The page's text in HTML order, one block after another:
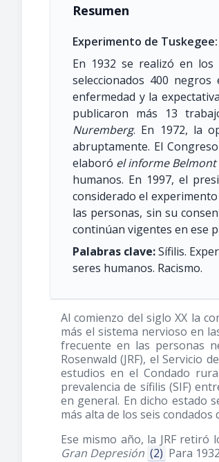
Resumen
Experimento de
En 1932 se realizó en
seleccionados 400
enfermedad y la
publicaron más 13
Nuremberg. En 1972, la
abruptamente. El
elaboró el informe Belmont
humanos. En 1997, el
considerado el
las personas, sin su
continúan vigentes en ese
Palabras clave:Sífilis.
seres humanos. Racismo.
Al comienzo del siglo XX la
más el sistema nervioso en
frecuente en las personas
Rosenwald (JRF), el Servicio
estudios en el Condado
prevalencia de sífilis (SIF)
en general. En dicho estado
más alta de los seis
Ese mismo año, la JRF
Gran Depresión (2) Para